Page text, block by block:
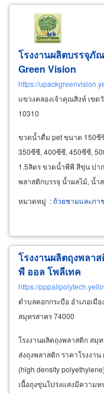
โรงงานผลิตบรรจุภั
Green Vision
https://
แขวงคลองเจ้าคุณสิงห์ เขต
10310
ขวดน้ำดื่ม pet ขนาด 150ซี
350ซีซี, 400ซีซี, 450ซีซี,
1.5ลิตร ขวดน้ำพีพี สีขุ่น ปา
พลาสติกบรรจุ น้ำผลไม้, น้ำ
ขนาด 150ซีซี, 160ซีซี,
หมวดหมู่ : ถ้วยชามและภา
โรงงานผลิตถุงพลา
พี ออล โพลีเทค
https://
ตำบลคอกกระบือ อำเภอเมื
สมุทรสาคร 74000
โรงงานผลิตถุงพลาสติก สมุ
ส่งถุงพลาสติก ราคาโรงงา
(high density
เนื้อถุงขุ่นโปร่งแสงมีความ